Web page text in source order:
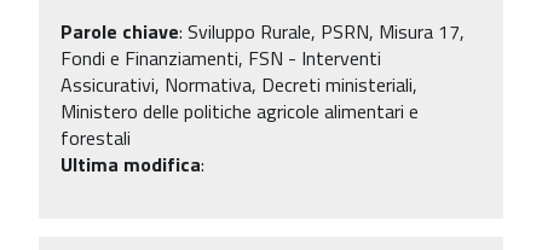
Parole chiave: Sviluppo Rurale, PSRN, Misura 17,
Fondi e Finanziamenti, FSN - Interventi
Assicurativi, Normativa, Decreti ministeriali,
Ministero delle politiche agricole alimentari e
forestali
Ultima modifica: